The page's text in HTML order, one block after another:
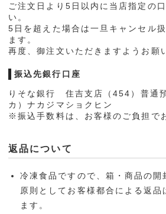
ご注文日より5日以内に当店指定の
い。
5日を超えた場合は一旦キャンセル
ます。
再度、御注文いただきますようお願
振込先銀行口座
りそな銀行 住吉支店（454）普
カ）ナカジマショクヒン
※振込手数料は、お客様のご負担で
返品について
冷凍食品ですので、箱・商品の開
原則としてお客様都合による返品
ます。